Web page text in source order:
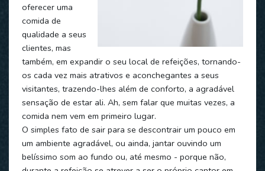
oferecer uma
comida de
qualidade a seus
clientes, mas
também, em expandir o seu local de refeições, tornando-
os cada vez mais atrativos e aconchegantes a seus
visitantes, trazendo-lhes além de conforto, a agradável
sensação de estar ali. Ah, sem falar que muitas vezes, a
comida nem vem em primeiro lugar.
O simples fato de sair para se descontrair um pouco em
um ambiente agradável, ou ainda, jantar ouvindo um
belíssimo som ao fundo ou, até mesmo - porque não,